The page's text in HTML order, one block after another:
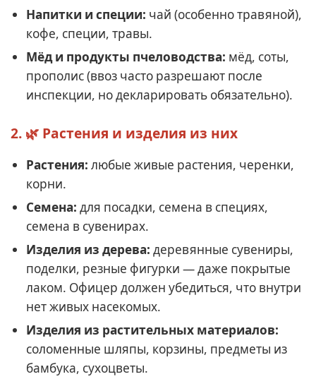
Напитки и специи: чай (особенно травяной),
кофе, специи, травы.
Мёд и продукты пчеловодства: мёд, соты,
прополис (ввоз часто разрешают после
инспекции, но декларировать обязательно).
2. 🌿 Растения и изделия из них
Растения: любые живые растения, черенки,
корни.
Семена: для посадки, семена в специях,
семена в сувенирах.
Изделия из дерева: деревянные сувениры,
поделки, резные фигурки — даже покрытые
лаком. Офицер должен убедиться, что внутри
нет живых насекомых.
Изделия из растительных материалов:
соломенные шляпы, корзины, предметы из
бамбука, сухоцветы.